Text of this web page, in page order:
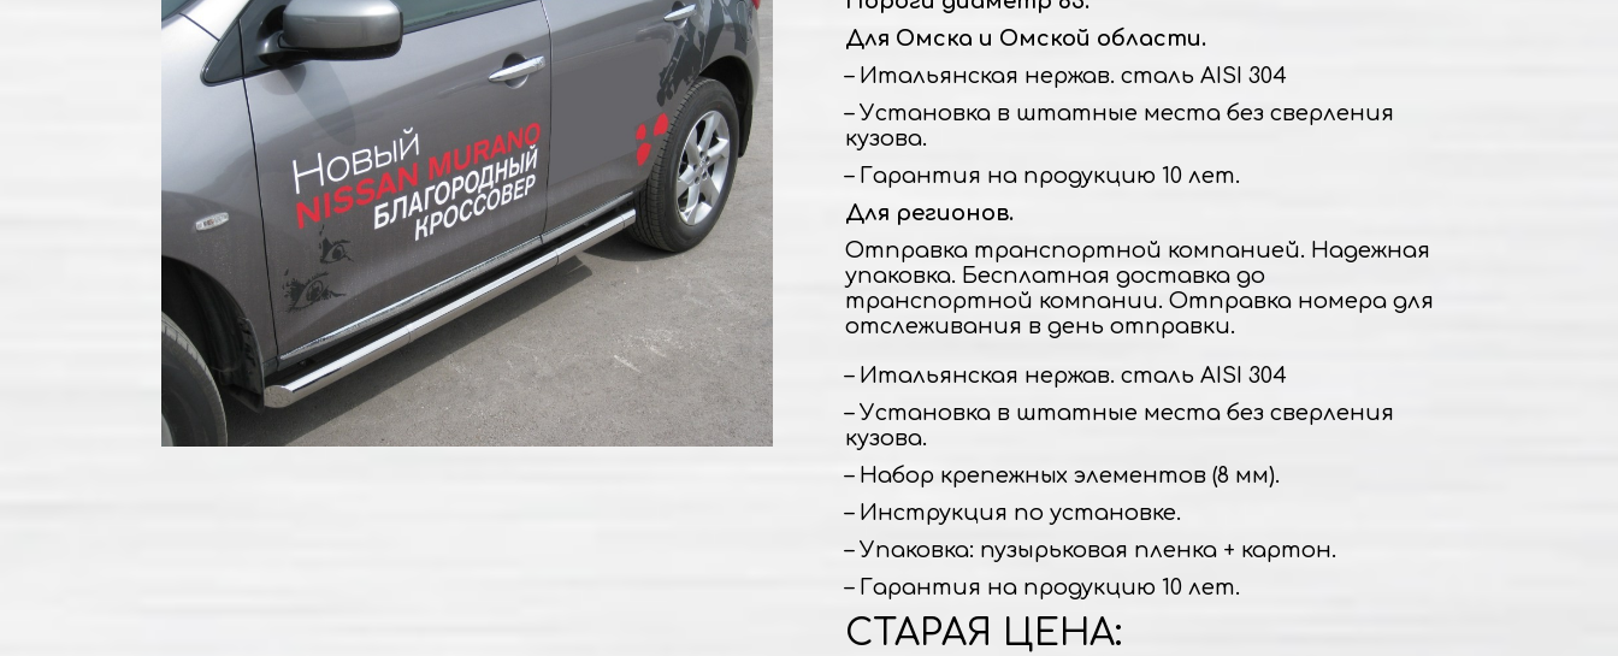
Для Омска и Омской области.
– Итальянская нержав. сталь AISI 304
– Установка в штатные места без сверления
кузова.
– Гарантия на продукцию 10 лет.
Для регионов.
Отправка транспортной компанией. Надежная
упаковка. Бесплатная доставка до
транспортной компании. Отправка номера для
отслеживания в день отправки.
– Итальянская нержав. сталь AISI 304
– Установка в штатные места без сверления
кузова.
– Набор крепежных элементов (8 мм).
– Инструкция по установке.
– Упаковка: пузырьковая пленка + картон.
– Гарантия на продукцию 10 лет.
СТАРАЯ ЦЕНА: